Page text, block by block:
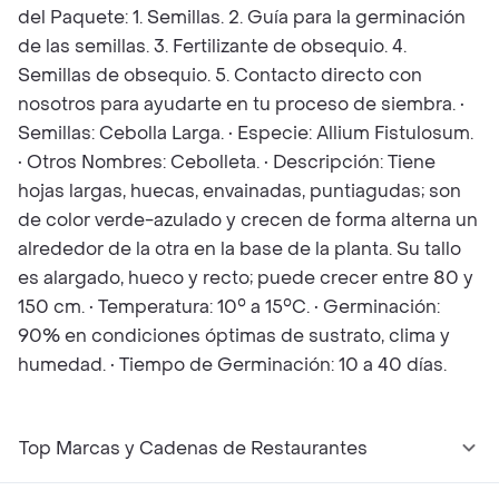
del Paquete: 1. Semillas. 2. Guía para la germinación
de las semillas. 3. Fertilizante de obsequio. 4.
Semillas de obsequio. 5. Contacto directo con
nosotros para ayudarte en tu proceso de siembra. •
Semillas: Cebolla Larga. • Especie: Allium Fistulosum.
• Otros Nombres: Cebolleta. • Descripción: Tiene
hojas largas, huecas, envainadas, puntiagudas; son
de color verde-azulado y crecen de forma alterna un
alrededor de la otra en la base de la planta. Su tallo
es alargado, hueco y recto; puede crecer entre 80 y
150 cm. • Temperatura: 10° a 15°C. • Germinación:
90% en condiciones óptimas de sustrato, clima y
humedad. • Tiempo de Germinación: 10 a 40 días.
Top Marcas y Cadenas de Restaurantes